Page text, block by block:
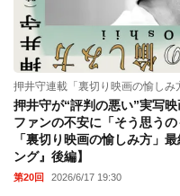
押井守連載「裏切り映画の愉しみ
押井守が“評判の悪い”実写
ファンの不安に「そう思う
「裏切り映画の愉しみ方」
ング』後編】
第20回 2026/6/17 19:30